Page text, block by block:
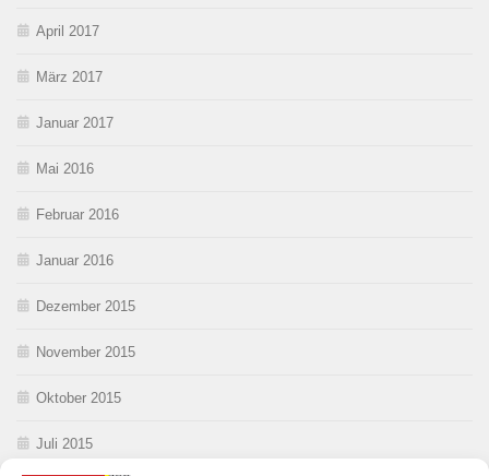
April 2017
März 2017
Januar 2017
Mai 2016
Februar 2016
Januar 2016
Dezember 2015
November 2015
Oktober 2015
Juli 2015